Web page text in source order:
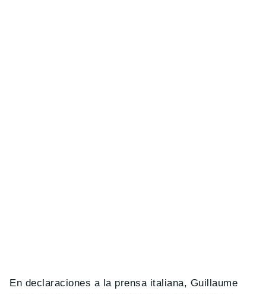
En declaraciones a la prensa italiana, Guillaume